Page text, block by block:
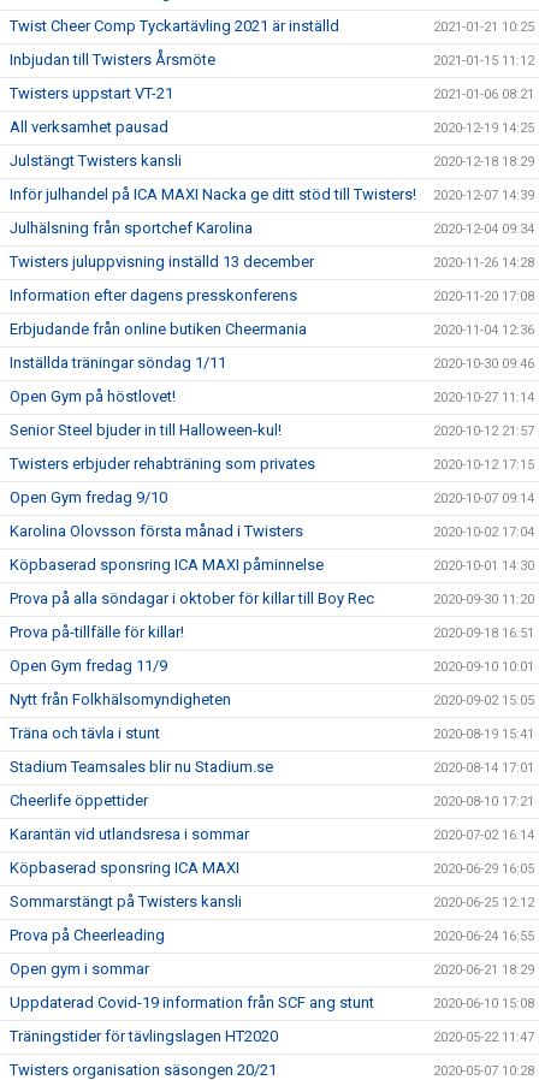
Twist Cheer Comp Tyckartävling 2021 är inställd 2021-01-21 10:25
Inbjudan till Twisters Årsmöte 2021-01-15 11:12
Twisters uppstart VT-21 2021-01-06 08:21
All verksamhet pausad 2020-12-19 14:25
Julstängt Twisters kansli 2020-12-18 18:29
Inför julhandel på ICA MAXI Nacka ge ditt stöd till Twisters! 2020-12-07 14:39
Julhälsning från sportchef Karolina 2020-12-04 09:34
Twisters juluppvisning inställd 13 december 2020-11-26 14:28
Information efter dagens presskonferens 2020-11-20 17:08
Erbjudande från online butiken Cheermania 2020-11-04 12:36
Inställda träningar söndag 1/11 2020-10-30 09:46
Open Gym på höstlovet! 2020-10-27 11:14
Senior Steel bjuder in till Halloween-kul! 2020-10-12 21:57
Twisters erbjuder rehabträning som privates 2020-10-12 17:15
Open Gym fredag 9/10 2020-10-07 09:14
Karolina Olovsson första månad i Twisters 2020-10-02 17:04
Köpbaserad sponsring ICA MAXI påminnelse 2020-10-01 14:30
Prova på alla söndagar i oktober för killar till Boy Rec 2020-09-30 11:20
Prova på-tillfälle för killar! 2020-09-18 16:51
Open Gym fredag 11/9 2020-09-10 10:01
Nytt från Folkhälsomyndigheten 2020-09-02 15:05
Träna och tävla i stunt 2020-08-19 15:41
Stadium Teamsales blir nu Stadium.se 2020-08-14 17:01
Cheerlife öppettider 2020-08-10 17:21
Karantän vid utlandsresa i sommar 2020-07-02 16:14
Köpbaserad sponsring ICA MAXI 2020-06-29 16:05
Sommarstängt på Twisters kansli 2020-06-25 12:12
Prova på Cheerleading 2020-06-24 16:55
Open gym i sommar 2020-06-21 18:29
Uppdaterad Covid-19 information från SCF ang stunt 2020-06-10 15:08
Träningstider för tävlingslagen HT2020 2020-05-22 11:47
Twisters organisation säsongen 20/21 2020-05-07 10:28